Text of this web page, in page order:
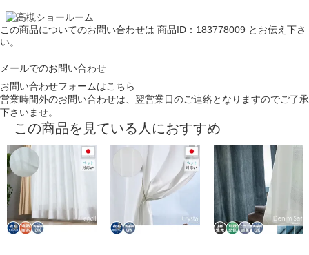
この商品についてのお問い合わせは 商品ID：183778009 とお伝え下さ
い。
メールでのお問い合わせ
お問い合わせフォームはこちら
営業時間外のお問い合わせは、翌営業日のご連絡となりますのでご了承
下さいませ。
この商品を見ている人におすすめ